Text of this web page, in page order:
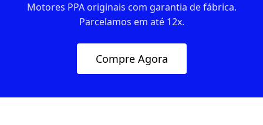
Motores PPA originais com garantia de fábrica.
Parcelamos em até 12x.
Compre Agora